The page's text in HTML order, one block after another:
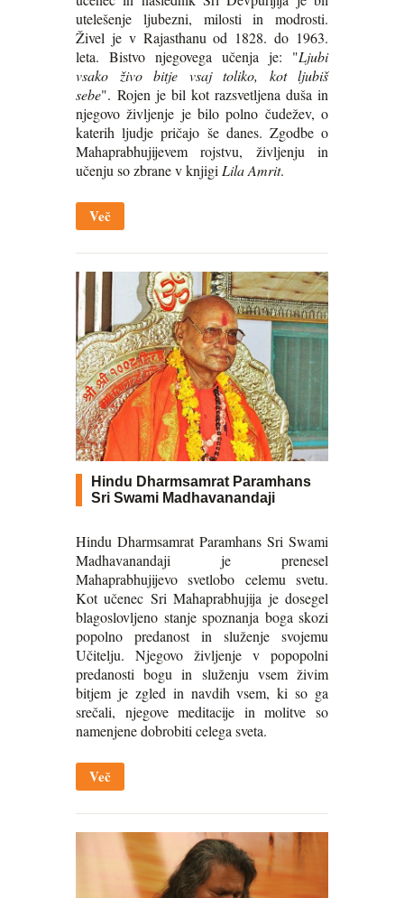
utelešenje ljubezni, milosti in modrosti.
Živel je v Rajasthanu od 1828. do 1963.
leta. Bistvo njegovega učenja je: "Ljubi
vsako živo bitje vsaj toliko, kot ljubiš
sebe". Rojen je bil kot razsvetljena duša in
njegovo življenje je bilo polno čudežev, o
katerih ljudje pričajo še danes. Zgodbe o
Mahaprabhujijevem rojstvu, življenju in
učenju so zbrane v knjigi Lila Amrit.
Več
Hindu Dharmsamrat Paramhans
Sri Swami Madhavanandaji
Hindu Dharmsamrat Paramhans Sri Swami
Madhavanandaji je prenesel
Mahaprabhujijevo svetlobo celemu svetu.
Kot učenec Sri Mahaprabhujija je dosegel
blagoslovljeno stanje spoznanja boga skozi
popolno predanost in služenje svojemu
Učitelju. Njegovo življenje v popopolni
predanosti bogu in služenju vsem živim
bitjem je zgled in navdih vsem, ki so ga
srečali, njegove meditacije in molitve so
namenjene dobrobiti celega sveta.
Več